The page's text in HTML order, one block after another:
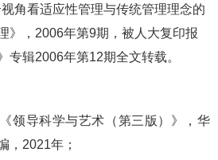
角看适应性管理与传统管理理念的
》， 2006年第9期，被人大复印报
专辑2006年第12期全文转载。
领导科学与艺术（第三版）》，华
， 2021年；